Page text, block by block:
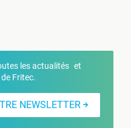
les actualités et
Fritec.
NEWSLETTER